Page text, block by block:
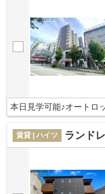
本日見学可能♪オートロ
賃貸 | ハイツ ランド